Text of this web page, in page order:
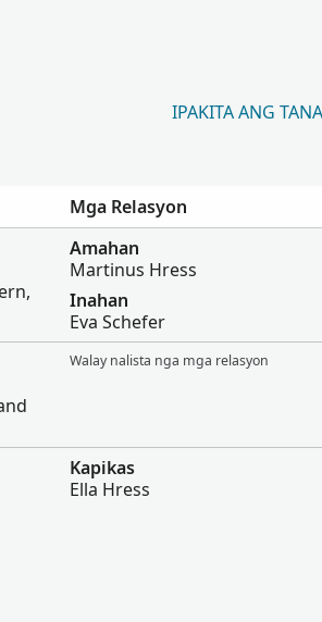
IPAKITA ANG
Mga Relasyon
Amahan
Martinus Hress
Inahan
Eva Schefer
Walay nalista nga mga relasyon
Kapikas
Ella Hress